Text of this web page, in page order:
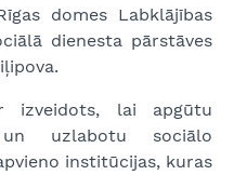
domes Labklājības
dienesta pārstāves
izveidots, lai apgūtu
un uzlabotu sociālo
institūcijas, kuras